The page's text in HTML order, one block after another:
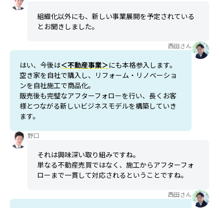
組織化以外にも、新しい事業展開を予定されている
とお聞きしました。
西田さん
はい、今後は＜不動産事業＞にも本格参入します。
空き家を自社で購入し、リフォーム・リノベーショ
ンを自社施工で商品化。
販売後も完璧なアフターフォローを行い、長くお客
様とつながる新しいビジネスモデルを構築していき
ます。
野口
それは興味深い取り組みですね。
単なる不動産売買ではなく、施工からアフターフォ
ローまで一貫して対応されるということですね。
西田さん